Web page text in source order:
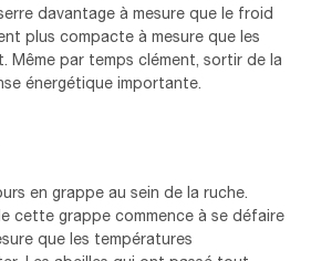
davantage à mesure que le froid
plus compacte à mesure que les
Même par temps clément, sortir de la
énergétique importante.
en grappe au sein de la ruche.
cette grappe commence à se défaire
que les températures